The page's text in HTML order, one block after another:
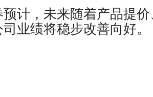
，未来随着产品提价
业绩将稳步改善向好。